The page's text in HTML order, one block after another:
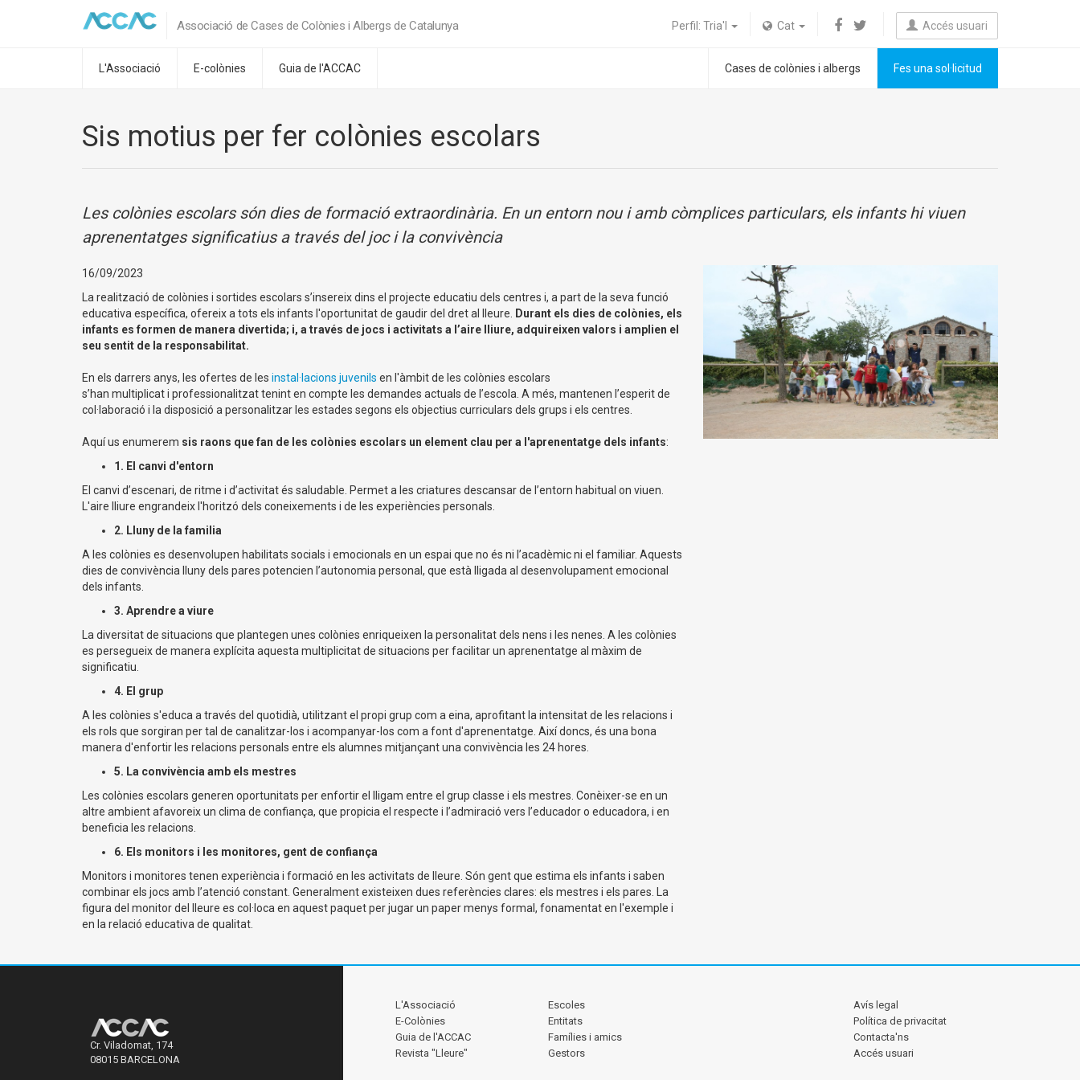
Associació de Cases de Colònies i Albergs de Catalunya Accés usuari
Cat
Perfil: Tria'l
L'Associació E-colònies Guia de l'ACCAC Fes una sol·licitud
Cases de colònies i albergs
Sis motius per fer colònies escolars
Les colònies escolars són dies de formació extraordinària. En un entorn nou i amb còmplices particulars, els infants hi viuen
aprenentatges significatius a través del joc i la convivència
16/09/2023
La realització de colònies i sortides escolars s’insereix dins el projecte educatiu dels centres i, a part de la seva funció
educativa específica, ofereix a tots els infants l'oportunitat de gaudir del dret al lleure.
Durant els dies de colònies, els
infants es formen de manera divertida; i, a través de jocs i activitats a l’aire lliure, adquireixen valors i amplien el
seu sentit de la responsabilitat.
En els darrers anys, les ofertes de les instal·lacions juvenils en l'àmbit de les colònies escolars
s’han multiplicat i professionalitzat tenint en compte les demandes actuals de l’escola. A més, mantenen l’esperit de
col·laboració i la disposició a personalitzar les estades segons els objectius curriculars dels grups i els centres.
Aquí us enumerem sis raons que fan de les colònies escolars un element clau per a l'aprenentatge dels infants:
1. El canvi d'entorn
El canvi d’escenari, de ritme i d’activitat és saludable. Permet a les criatures descansar de l’entorn habitual on viuen.
L'aire lliure engrandeix l'horitzó dels coneixements i de les experiències personals.
2. Lluny de la familia
A les colònies es desenvolupen habilitats socials i emocionals en un espai que no és ni l’acadèmic ni el familiar. Aquests
dies de convivència lluny dels pares potencien l’autonomia personal, que està lligada al desenvolupament emocional
dels infants.
3. Aprendre a viure
La diversitat de situacions que plantegen unes colònies enriqueixen la personalitat dels nens i les nenes. A les colònies
es persegueix de manera explícita aquesta multiplicitat de situacions per facilitar un aprenentatge al màxim de
significatiu.
4. El grup
A les colònies s'educa a través del quotidià, utilitzant el propi grup com a eina, aprofitant la intensitat de les relacions i
els rols que sorgiran per tal de canalitzar-los i acompanyar-los com a font d'aprenentatge. Així doncs, és una bona
manera d'enfortir les relacions personals entre els alumnes mitjançant una convivència les 24 hores.
5. La convivència amb els mestres
Les colònies escolars generen oportunitats per enfortir el lligam entre el grup classe i els mestres. Conèixer-se en un
altre ambient afavoreix un clima de confiança, que propicia el respecte i l’admiració vers l’educador o educadora, i en
beneficia les relacions.
6. Els monitors i les monitores, gent de confiança
Monitors i monitores tenen experiència i formació en les activitats de lleure. Són gent que estima els infants i saben
combinar els jocs amb l’atenció constant. Generalment existeixen dues referències clares: els mestres i els pares. La
figura del monitor del lleure es col·loca en aquest paquet per jugar un paper menys formal, fonamentat en l'exemple i
en la relació educativa de qualitat.
Cr. Viladomat, 174
08015 BARCELONA
L'Associació
E-Colònies
Guia de l'ACCAC
Revista "Lleure"
Escoles
Entitats
Famílies i amics
Gestors
Avís legal
Política de privacitat
Contacta'ns
Accés usuari